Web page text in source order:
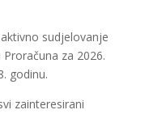
sudjelovanje
za 2026.
godinu.
zainteresirani